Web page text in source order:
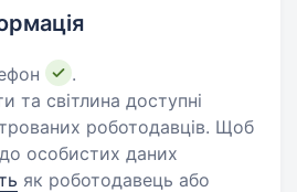
.
та світлина доступні
роботодавців. Щоб
особистих даних
як роботодавець або